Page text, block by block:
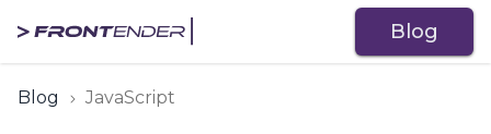
Blog
Blog JavaScript